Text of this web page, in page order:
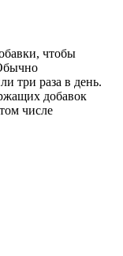
чтобы
три раза в день.
добавок
числе